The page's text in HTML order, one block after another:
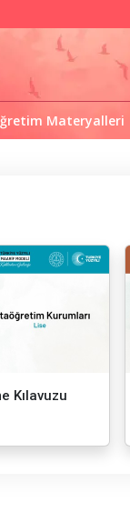
Materyalleri
Kılavuzu